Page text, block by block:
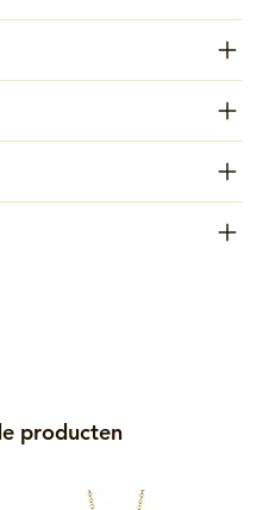
producten